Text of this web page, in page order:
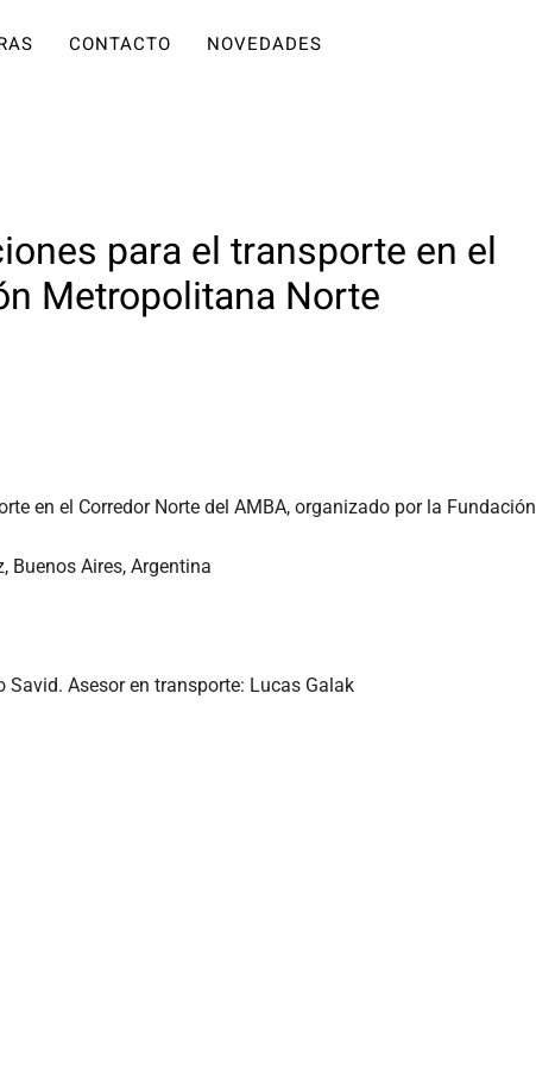
CONTACTO NOVEDADES
para el transporte en el
Metropolitana Norte
en el Corredor Norte del AMBA, organizado por la Fundación
Buenos Aires, Argentina
Savid. Asesor en transporte: Lucas Galak